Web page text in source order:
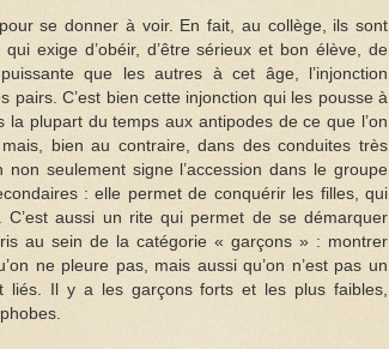
se donner à voir. En fait, au collège, ils sont
exige d’obéir, d’être sérieux et bon élève, de
que les autres à cet âge, l’injonction
C’est bien cette injonction qui les pousse à
plupart du temps aux antipodes de ce que l’on
bien au contraire, dans des conduites très
seulement signe l’accession dans le groupe
: elle permet de conquérir les filles, qui
aussi un rite qui permet de se démarquer
au sein de la catégorie « garçons » : montrer
ne pleure pas, mais aussi qu’on n’est pas un
liés. Il y a les garçons forts et les plus faibles,